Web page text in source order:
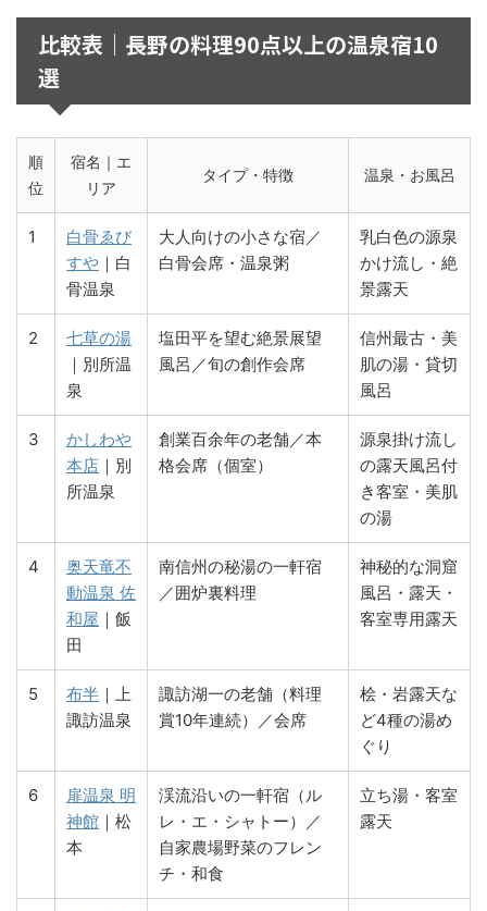
比較表｜長野の料理90点以上の温泉宿10
選
順
位
宿名｜エ
リア
タイプ・特徴 温泉・お風呂
1
白骨ゑび
すや ｜白
骨温泉
大人向けの小さな宿／
白骨会席・温泉粥
乳白色の源泉
かけ流し・絶
景露天
2
七草の湯
｜別所温
泉
塩田平を望む絶景展望
風呂／旬の創作会席
信州最古・美
肌の湯・貸切
風呂
3
かしわや
本店 ｜別
所温泉
創業百余年の老舗／本
格会席（個室）
源泉掛け流し
の露天風呂付
き客室・美肌
の湯
4
奥天竜不
動温泉 佐
和屋 ｜飯
田
南信州の秘湯の一軒宿
／囲炉裏料理
神秘的な洞窟
風呂・露天・
客室専用露天
5 布半 ｜上
諏訪温泉
諏訪湖一の老舗（料理
賞10年連続）／会席
桧・岩露天な
ど4種の湯め
ぐり
6
扉温泉 明
神館 ｜松
本
渓流沿いの一軒宿（ル
レ・エ・シャトー）／
自家農場野菜のフレン
チ・和食
立ち湯・客室
露天